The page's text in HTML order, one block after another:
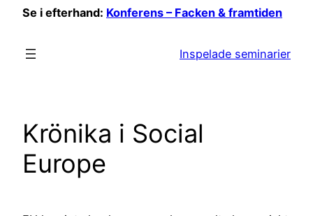
Se i efterhand: Konferens – Facken & framtiden
Inspelade seminarier
Krönika i Social
Europe